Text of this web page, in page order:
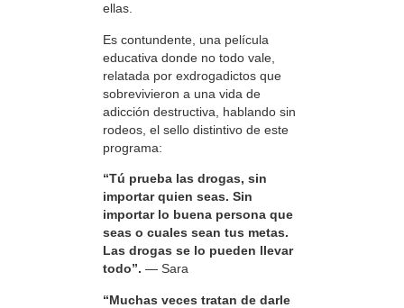
ellas.
Es contundente, una película
educativa donde no todo vale,
relatada por exdrogadictos que
sobrevivieron a una vida de
adicción destructiva, hablando sin
rodeos, el sello distintivo de este
programa:
“Tú prueba las drogas, sin
importar quien seas. Sin
importar lo buena persona que
seas o cuales sean tus metas.
Las drogas se lo pueden llevar
todo”. — Sara
“Muchas veces tratan de darle